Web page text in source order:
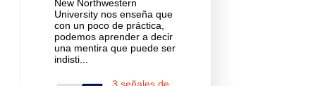
New Northwestern
University nos enseña que
con un poco de práctica,
podemos aprender a decir
una mentira que puede ser
indisti...